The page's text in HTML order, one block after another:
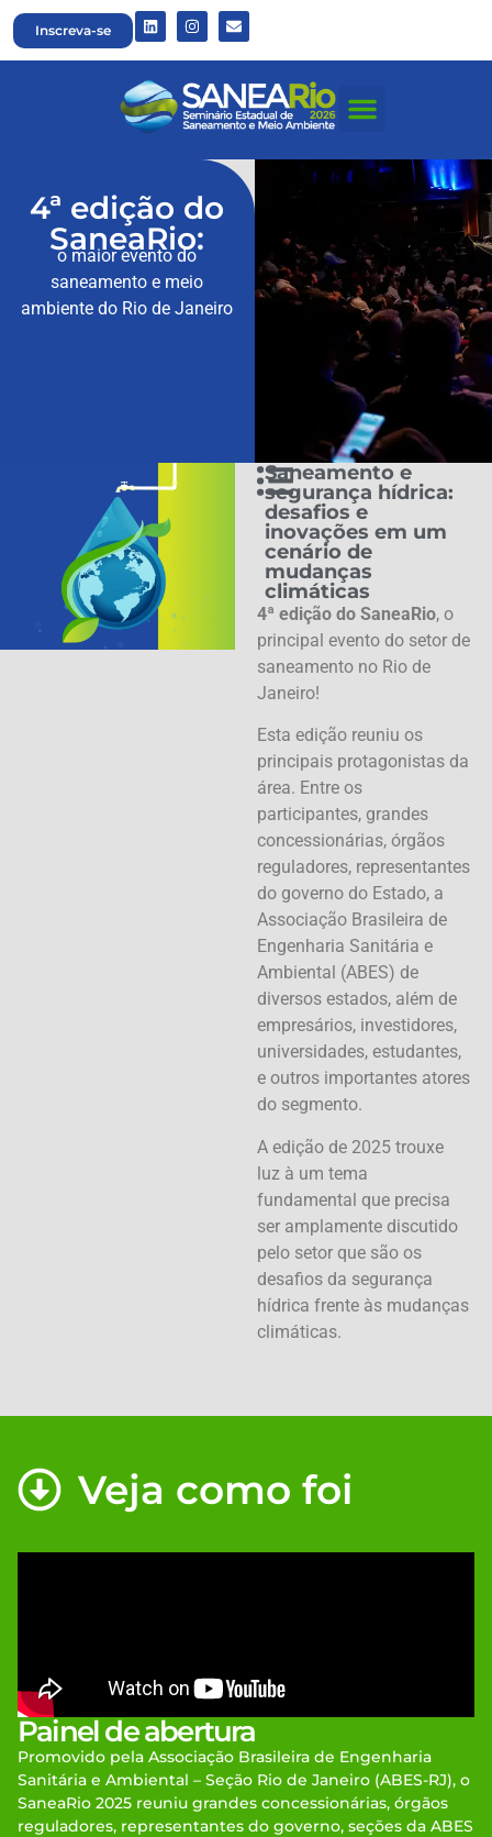
Inscreva-se
4ª edição do
SaneaRio:
o maior evento do
saneamento e meio
ambiente do Rio de Janeiro
Saneamento e
segurança hídrica:
desafios e
inovações em um
cenário de
mudanças
climáticas
4ª edição do SaneaRio, o
principal evento do setor de
saneamento no Rio de
Janeiro!
Esta edição reuniu os
principais protagonistas da
área. Entre os
participantes, grandes
concessionárias, órgãos
reguladores, representantes
do governo do Estado, a
Associação Brasileira de
Engenharia Sanitária e
Ambiental (ABES) de
diversos estados, além de
empresários, investidores,
universidades, estudantes,
e outros importantes atores
do segmento.
A edição de 2025 trouxe
luz à um tema
fundamental que precisa
ser amplamente discutido
pelo setor que são os
desafios da segurança
hídrica frente às mudanças
climáticas.
Veja como foi
Painel de abertura
Promovido pela Associação Brasileira de Engenharia
Sanitária e Ambiental – Seção Rio de Janeiro (ABES-RJ), o
SaneaRio 2025 reuniu grandes concessionárias, órgãos
reguladores, representantes do governo, seções da ABES